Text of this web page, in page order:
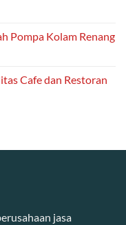
Pompa Kolam Renang
Cafe dan Restoran
jasa